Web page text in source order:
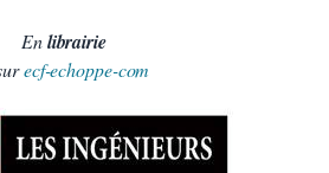
Enlibrairie
ecf-echoppe-com